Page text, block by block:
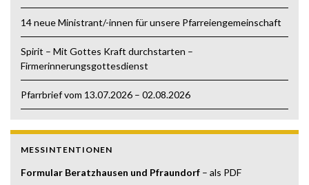
14 neue Ministrant/-innen für unsere Pfarreiengemeinschaft
Spirit – Mit Gottes Kraft durchstarten –
Firmerinnerungsgottesdienst
Pfarrbrief vom 13.07.2026 – 02.08.2026
MESSINTENTIONEN
Formular Beratzhausen und Pfraundorf – als PDF